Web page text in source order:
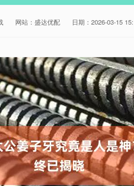
网站：盛达优配 日期：2026-03-15